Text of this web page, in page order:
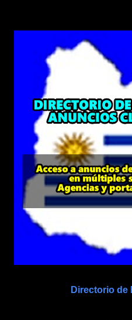
Directorio de